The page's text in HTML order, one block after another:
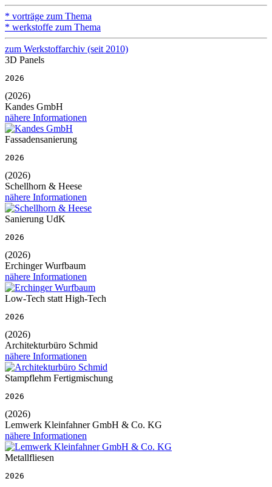
* vorträge zum Thema
* werkstoffe zum Thema
zum Werkstoffarchiv (seit 2010)
3D Panels
2026
(2026)
Kandes GmbH
nähere Informationen
Fassadensanierung
2026
(2026)
Schellhorn & Heese
nähere Informationen
Sanierung UdK
2026
(2026)
Erchinger Wurfbaum
nähere Informationen
Low-Tech statt High-Tech
2026
(2026)
Architekturbüro Schmid
nähere Informationen
Stampflehm Fertigmischung
2026
(2026)
Lemwerk Kleinfahner GmbH & Co. KG
nähere Informationen
Metallfliesen
2026